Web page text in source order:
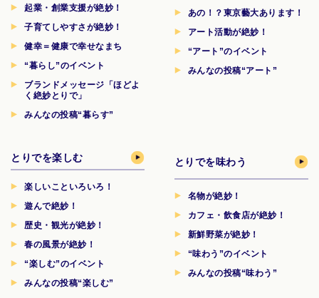
起業・創業支援が絶妙！
子育てしやすさが絶妙！
健幸＝健康で幸せなまち
“暮らし”のイベント
ブランドメッセージ「ほどよ
く絶妙とりで」
みんなの投稿“暮らす”
あの！？東京藝大あります！
アート活動が絶妙！
“アート”のイベント
みんなの投稿“アート”
とりでを楽しむ
楽しいこといろいろ！
遊んで絶妙！
歴史・観光が絶妙！
春の風景が絶妙！
“楽しむ”のイベント
みんなの投稿“楽しむ”
とりでを味わう
名物が絶妙！
カフェ・飲食店が絶妙！
新鮮野菜が絶妙！
“味わう”のイベント
みんなの投稿“味わう”